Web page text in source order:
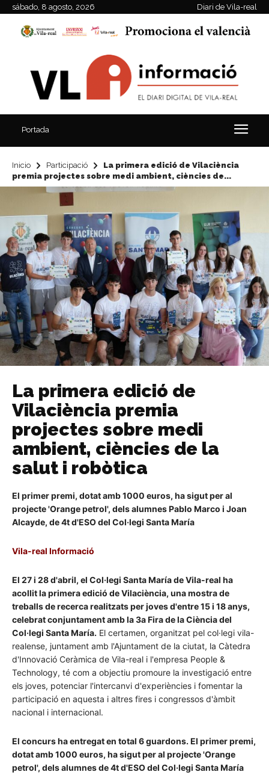
sábado, 8 agosto, 2026 Diari de Vila-real
Portada
Inicio Participació
La primera edició de Vilaciència
premia projectes sobre medi ambient, ciències de...
La primera edició de
Vilaciència premia
projectes sobre medi
ambient, ciències de la
salut i robòtica
El primer premi, dotat amb 1000 euros, ha sigut per al
projecte 'Orange petrol', dels alumnes Pablo Marco i Joan
Alcayde, de 4t d'ESO del Col·legi Santa María
Vila-real Informació
El 27 i 28 d'abril, el Col·legi Santa María de Vila-real ha
acollit la primera edició de Vilaciència, una mostra de
treballs de recerca realitzats per joves d'entre 15 i 18 anys,
celebrat conjuntament amb la 3a Fira de la Ciència del
Col·legi Santa María. El certamen, organitzat pel col·legi vila-
realense, juntament amb l'Ajuntament de la ciutat, la Càtedra
d'Innovació Ceràmica de Vila-real i l'empresa People &
Technology, té com a objectiu promoure la investigació entre
els joves, potenciar l'intercanvi d'experiències i fomentar la
participació en aquesta i altres fires i congressos d'àmbit
nacional i internacional.
El concurs ha entregat en total 6 guardons. El primer premi,
dotat amb 1000 euros, ha sigut per al projecte 'Orange
petrol', dels alumnes de 4t d'ESO del Col·legi Santa María